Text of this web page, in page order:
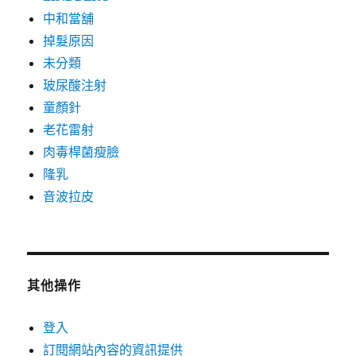
中和當舖
掉髮原因
未分類
玻尿酸注射
童顏針
老花雷射
肉毒桿菌瘦臉
隆乳
音波拉皮
其他操作
登入
訂閱網站內容的資訊提供